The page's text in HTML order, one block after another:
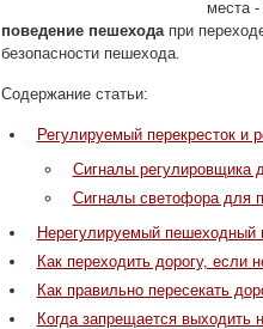
места
поведение пешеходапри
безопасности пешехода.
Содержание статьи:
Регулируемый перекресток и
Сигналы регулировщика
Сигналы светофора для
Нерегулируемый пешеходный
Как переходить дорогу, если
Как правильно пересекать
Когда запрещается выходить